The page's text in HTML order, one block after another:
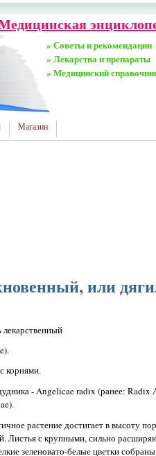
» Советы и рекомендации
» Лекарства и препараты
» Медицинский
Магазин
или
корнями.
- Angelicae radix (ранее:
растение достигает в высоту
Листья с крупными, сильно
зеленовато-белые цветки